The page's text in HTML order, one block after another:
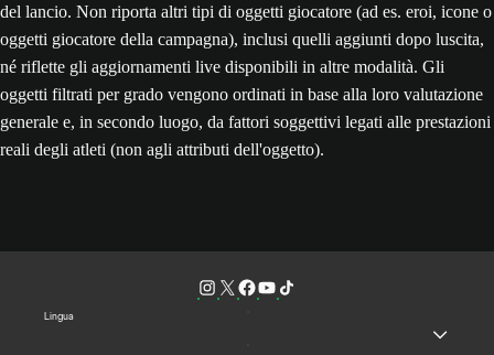
del lancio. Non riporta altri tipi di oggetti giocatore (ad es. eroi, icone o
oggetti giocatore della campagna), inclusi quelli aggiunti dopo luscita,
né riflette gli aggiornamenti live disponibili in altre modalità. Gli
oggetti filtrati per grado vengono ordinati in base alla loro valutazione
generale e, in secondo luogo, da fattori soggettivi legati alle prestazioni
reali degli atleti (non agli attributi dell'oggetto).
Lingua